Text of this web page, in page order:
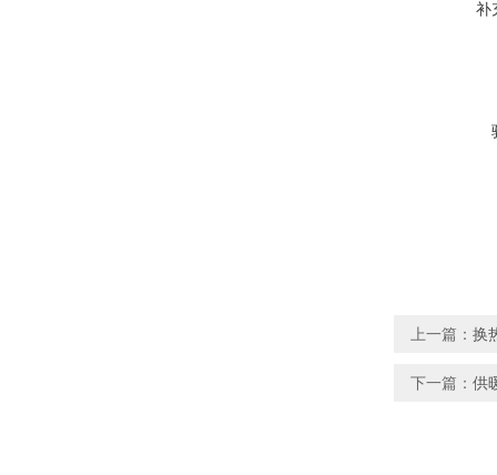
补
上一篇： 换
下一篇： 供